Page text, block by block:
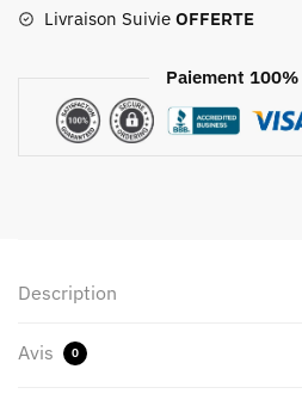
Livraison Suivie OFFERTE
Paiement
Description
Avis 0